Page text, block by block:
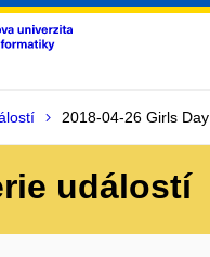
2018-04-26 Girls Day
událostí